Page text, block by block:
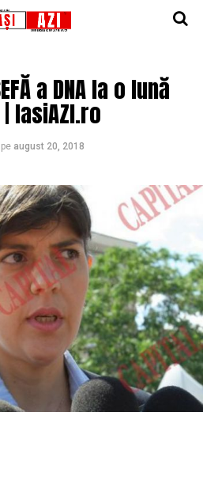
a DNA la o lună
| IasiAZI.ro
pe august 20, 2018